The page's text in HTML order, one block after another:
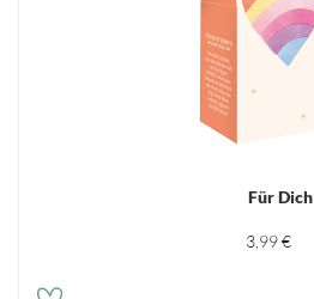
Für Dich
3,99 €